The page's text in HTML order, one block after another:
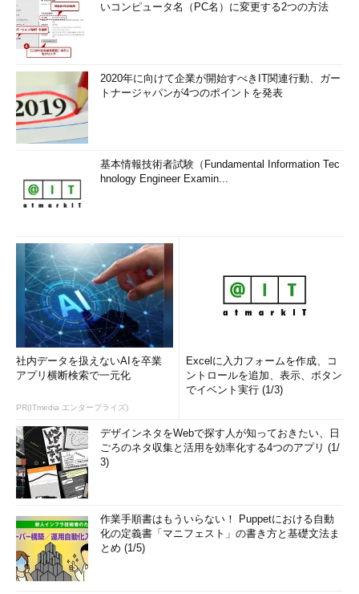
いコンピュータ名（PC名）に変更する2つの方法
2020年に向けて企業が開始すべきIT関連行動、ガー
トナージャパンが4つのポイントを発表
基本情報技術者試験（Fundamental Information Tec
hnology Engineer Examin...
社内データを扱えないAIを卒業
アプリ横断検索で一元化
PR(ITmedia エンタープライズ)
Excelに入力フォームを作成、コ
ントロールを追加、表示、ボタン
でイベント実行 (1/3)
デザインネタをWebで探す人が知っておきたい、日
ごろのネタ収集と活用を効率化する4つのアプリ (1/
3)
作業手順書はもういらない！ Puppetにおける自動
化の定義書「マニフェスト」の書き方と基礎文法ま
とめ (1/5)